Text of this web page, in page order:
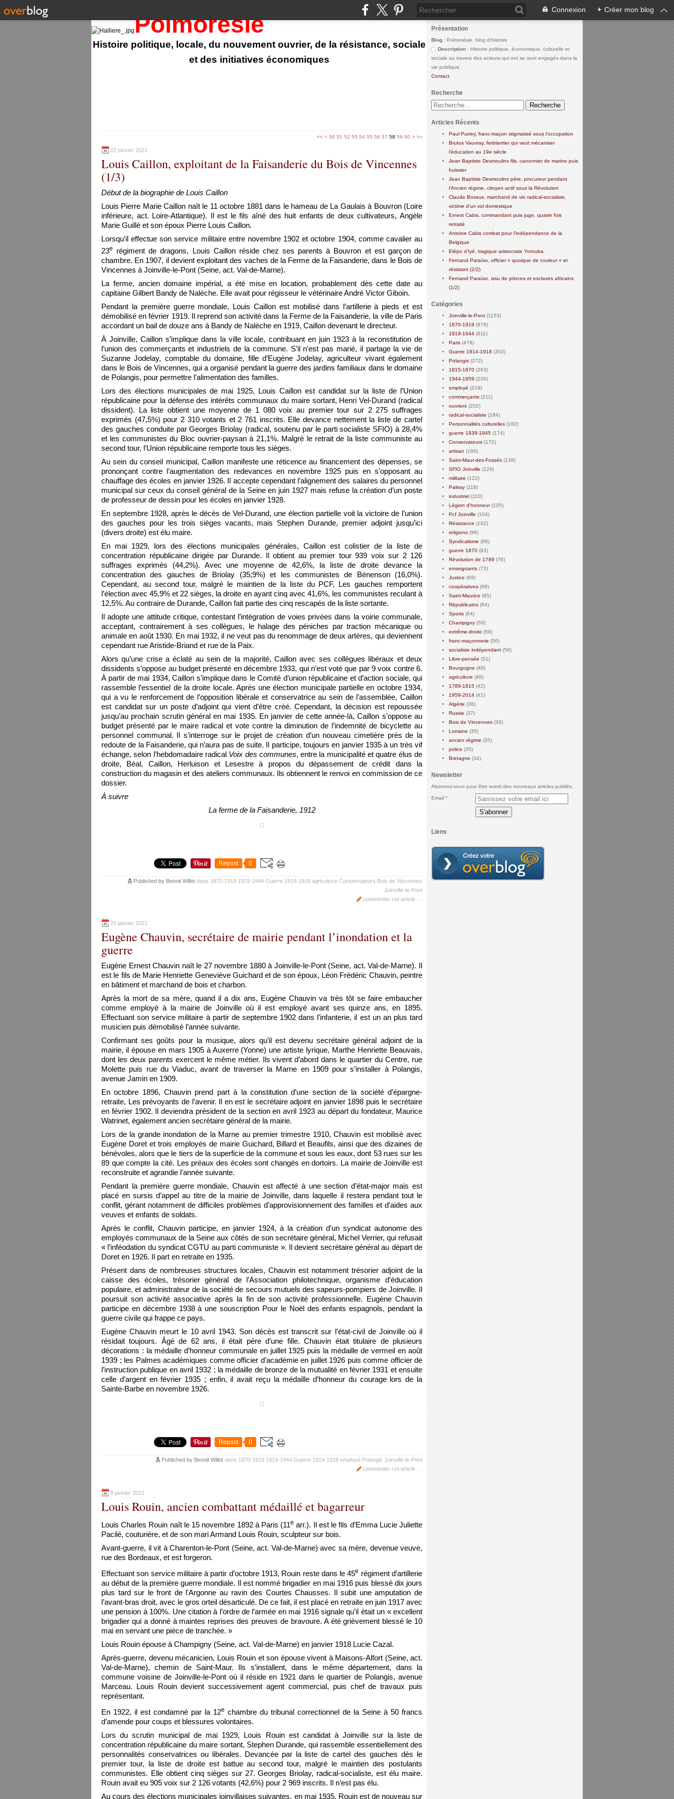
Connexion + Créer mon blog
Polmorésie
Histoire politique, locale, du nouvement ouvrier, de la résistance, sociale
et des initiatives économiques
<< < 10
20
30
40
50 51 52 53 54 55 56 57 58 59 60 70
80
90
100
> >>
22 janvier 2021
Louis Caillon, exploitant de la Faisanderie du Bois de Vincennes
(1/3)
Début de la biographie de Louis Caillon
Louis Pierre Marie Caillon naît le 11 octobre 1881 dans le hameau de La Gaulais à Bouvron (Loire
inférieure, act. Loire-Atlantique). Il est le fils aîné des huit enfants de deux cultivateurs, Angèle
Marie Guillé et son époux Pierre Louis Caillon.
Lorsqu’il effectue son service militaire entre novembre 1902 et octobre 1904, comme cavalier au
23e
régiment de dragons, Louis Caillon réside chez ses parents à Bouvron et est garçon de
chambre. En 1907, il devient exploitant des vaches de la Ferme de la Faisanderie, dans le Bois de
Vincennes à Joinville-le-Pont (Seine, act. Val-de-Marne).
La ferme, ancien domaine impérial, a été mise en location, probablement dès cette date au
capitaine Gilbert Bandy de Nalèche. Elle avait pour régisseur le vétérinaire André Victor Giboin.
Pendant la première guerre mondiale, Louis Caillon est mobilisé dans l’artillerie à pieds et est
démobilisé en février 1919. Il reprend son activité dans la Ferme de la Faisanderie, la ville de Paris
accordant un bail de douze ans à Bandy de Nalèche en 1919, Caillon devenant le directeur.
À Joinville, Caillon s’implique dans la ville locale, contribuant en juin 1923 à la reconstitution de
l’union des commerçants et industriels de la commune. S’il n’est pas marié, il partage la vie de
Suzanne Jodelay, comptable du domaine, fille d’Eugène Jodelay, agriculteur vivant également
dans le Bois de Vincennes, qui a organisé pendant la guerre des jardins familiaux dans le domaine
de Polangis, pour permettre l’alimentation des familles.
Lors des élections municipales de mai 1925, Louis Caillon est candidat sur la liste de l’Union
républicaine pour la défense des intérêts communaux du maire sortant, Henri Vel-Durand (radical
dissident). La liste obtient une moyenne de 1 080 voix au premier tour sur 2 275 suffrages
exprimés (47,5%) pour 2 310 votants et 2 761 inscrits. Elle devance nettement la liste de cartel
des gauches conduite par Georges Briolay (radical, soutenu par le parti socialiste SFIO) à 28,4%
et les communistes du Bloc ouvrier-paysan à 21,1%. Malgré le retrait de la liste communiste au
second tour, l’Union républicaine remporte tous les sièges.
Au sein du conseil municipal, Caillon manifeste une réticence au financement des dépenses, se
prononçant contre l’augmentation des redevances en novembre 1925 puis en s’opposant au
chauffage des écoles en janvier 1926. Il accepte cependant l’alignement des salaires du personnel
municipal sur ceux du conseil général de la Seine en juin 1927 mais refuse la création d’un poste
de professeur de dessin pour les écoles en janvier 1928.
En septembre 1928, après le décès de Vel-Durand, une élection partielle voit la victoire de l’union
des gauches pour les trois sièges vacants, mais Stephen Durande, premier adjoint jusqu’ici
(divers droite) est élu maire.
En mai 1929, lors des élections municipales générales, Caillon est colistier de la liste de
concentration républicaine dirigée par Durande. Il obtient au premier tour 939 voix sur 2 126
suffrages exprimés (44,2%). Avec une moyenne de 42,6%, la liste de droite devance la
concentration des gauches de Briolay (35;9%) et les communistes de Bénenson (16,0%).
Cependant, au second tour, malgré le maintien de la liste du PCF, Les gauches remportent
l’élection avec 45,9% et 22 sièges, la droite en ayant cinq avec 41,6%, les communistes reculant à
12,5%. Au contraire de Durande, CailIon fait partie des cinq rescapés de la liste sortante.
Il adopte une attitude critique, contestant l’intégration de voies privées dans la voirie communale,
acceptant, contrairement à ses collègues, le halage des péniches par traction mécanique ou
animale en août 1930. En mai 1932, il ne veut pas du renommage de deux artères, qui deviennent
cependant rue Aristide-Briand et rue de la Paix.
Alors qu’une crise a éclaté au sein de la majorité, Caillon avec ses collègues libéraux et deux
dissidents s’oppose au budget présenté en décembre 1933, qui n’est voté que par 9 voix contre 6.
À partir de mai 1934, Caillon s’implique dans le Comité d’union républicaine et d’action sociale, qui
rassemble l’essentiel de la droite locale. Après une élection municipale partielle en octobre 1934,
qui a vu le renforcement de l’opposition libérale et conservatrice au sein de l’assemblée, Caillon
est candidat sur un poste d’adjoint qui vient d’être créé. Cependant, la décision est repoussée
jusqu’au prochain scrutin général en mai 1935. En janvier de cette année-là, Caillon s’oppose au
budget présenté par le maire radical et vote contre la diminution de l’indemnité de bicyclette au
personnel communal. Il s’interroge sur le projet de création d’un nouveau cimetière près de la
redoute de la Faisanderie, qui n’aura pas de suite. Il participe, toujours en janvier 1935 à un très vif
échange, selon l’hebdomadaire radical Voix des communes, entre la municipalité et quatre élus de
droite, Béal, Caillon, Herluison et Lesestre à propos du dépassement de crédit dans la
construction du magasin et des ateliers communaux. Ils obtiennent le renvoi en commission de ce
dossier.
À suivre
La ferme de la Faisanderie, 1912
Repost 0
Published by Benoit Willot dans 1870-1919 1919-1944 Guerre 1914-1918 agriculture Conservateurs Bois de Vincennes
Joinville-le-Pont
commenter cet article
20 janvier 2021
Eugène Chauvin, secrétaire de mairie pendant l’inondation et la
guerre
Eugène Ernest Chauvin naît le 27 novembre 1880 à Joinville-le-Pont (Seine, act. Val-de-Marne). Il
est le fils de Marie Henriette Geneviève Guichard et de son époux, Léon Frédéric Chauvin, peintre
en bâtiment et marchand de bois et charbon.
Après la mort de sa mère, quand il a dix ans, Eugène Chauvin va très tôt se faire embaucher
comme employé à la mairie de Joinville où il est employé avant ses quinze ans, en 1895.
Effectuant son service militaire à partir de septembre 1902 dans l’infanterie, il est un an plus tard
musicien puis démobilisé l’année suivante.
Confirmant ses goûts pour la musique, alors qu’il est devenu secrétaire général adjoint de la
mairie, il épouse en mars 1905 à Auxerre (Yonne) une artiste lyrique, Marthe Henriette Beauvais,
dont les deux parents exercent le même métier. Ils vivent d’abord dans le quartier du Centre, rue
Molette puis rue du Viaduc, avant de traverser la Marne en 1909 pour s’installer à Polangis,
avenue Jamin en 1909.
En octobre 1896, Chauvin prend part à la constitution d’une section de la société d’épargne-
retraite, Les prévoyants de l’avenir. Il en est le secrétaire adjoint en janvier 1898 puis le secrétaire
en février 1902. Il deviendra président de la section en avril 1923 au départ du fondateur, Maurice
Watrinet, également ancien secrétaire général de la mairie.
Lors de la grande inondation de la Marne au premier trimestre 1910, Chauvin est mobilisé avec
Eugène Doret et trois employés de mairie Guichard, Billard et Beaufils, ainsi que des dizaines de
bénévoles, alors que le tiers de la superficie de la commune et sous les eaux, dont 53 rues sur les
89 que compte la cité. Les préaux des écoles sont changés en dortoirs. La mairie de Joinville est
reconstruite et agrandie l'année suivante.
Pendant la première guerre mondiale, Chauvin est affecté à une section d’état-major mais est
placé en sursis d’appel au titre de la mairie de Joinville, dans laquelle il restera pendant tout le
conflit, gérant notamment de difficiles problèmes d’approvisionnement des familles et d’aides aux
veuves et enfants de soldats.
Après le conflit, Chauvin participe, en janvier 1924, à la création d’un syndicat autonome des
employés communaux de la Seine aux côtés de son secrétaire général, Michel Verrier, qui refusait
« l’inféodation du syndicat CGTU au parti communiste ». Il devient secrétaire général au départ de
Doret en 1926. Il part en retraite en 1935.
Présent dans de nombreuses structures locales, Chauvin est notamment trésorier adjoint de la
caisse des écoles, trésorier général de l’Association philotechnique, organisme d’éducation
populaire, et administrateur de la société de secours mutuels des sapeurs-pompiers de Joinville. Il
poursuit son activité associative après la fin de son activité professionnelle. Eugène Chauvin
participe en décembre 1938 à une souscription Pour le Noël des enfants espagnols, pendant la
guerre civile qui frappe ce pays.
Eugène Chauvin meurt le 10 avril 1943. Son décès est transcrit sur l’état-civil de Joinville où il
résidait toujours. Âgé de 62 ans, il était père d’une fille. Chauvin était titulaire de plusieurs
décorations : la médaille d’honneur communale en juillet 1925 puis la médaille de vermeil en août
1939 ; les Palmes académiques comme officier d’académie en juillet 1926 puis comme officier de
l’instruction publique en avril 1932 ; la médaille de bronze de la mutualité en février 1931 et ensuite
celle d’argent en février 1935 ; enfin, il avait reçu la médaille d’honneur du courage lors de la
Sainte-Barbe en novembre 1926.
Repost 0
Published by Benoit Willot dans 1870-1919 1919-1944 Guerre 1914-1918 employé Polangis Joinville-le-Pont
commenter cet article
8 janvier 2021
Louis Rouin, ancien combattant médaillé et bagarreur
Louis Charles Rouin naît le 15 novembre 1892 à Paris (11e arr.). Il est le fils d’Emma Lucie Juliette
Pacilé, couturière, et de son mari Armand Louis Rouin, sculpteur sur bois.
Avant-guerre, il vit à Charenton-le-Pont (Seine, act. Val-de-Marne) avec sa mère, devenue veuve,
rue des Bordeaux, et est forgeron.
Effectuant son service militaire à partir d’octobre 1913, Rouin reste dans le 45e régiment d’artillerie
au début de la première guerre mondiale. Il est nommé brigadier en mai 1916 puis blessé dix jours
plus tard sur le front de l'Argonne au ravin des Courtes Chausses. Il subit une amputation de
l’avant-bras droit, avec le gros orteil désarticulé. De ce fait, il est placé en retraite en juin 1917 avec
une pension à 100%. Une citation à l’ordre de l’armée en mai 1916 signale qu’il était un « excellent
brigadier qui a donné à maintes reprises des preuves de bravoure. A été grièvement blessé le 10
mai en servant une pièce de tranchée. »
Louis Rouin épouse à Champigny (Seine, act. Val-de-Marne) en janvier 1918 Lucie Cazal.
Après-guerre, devenu mécanicien, Louis Rouin et son épouse vivent à Maisons-Alfort (Seine, act.
Val-de-Marne), chemin de Saint-Maur. Ils s’installent, dans le même département, dans la
commune voisine de Joinville-le-Pont où il réside en 1921 dans le quartier de Polangis, avenue
Marceau. Louis Rouin devient successivement agent commercial, puis chef de travaux puis
représentant.
En 1922, il est condamné par la 12e chambre du tribunal correctionnel de la Seine à 50 francs
d’amende pour coups et blessures volontaires.
Lors du scrutin municipal de mai 1929, Louis Rouin est candidat à Joinville sur la liste de
concentration républicaine du maire sortant, Stephen Durande, qui rassemble essentiellement des
personnalités conservatrices ou libérales. Devancée par la liste de cartel des gauches dès le
premier tour, la liste de droite est battue au second tour, malgré le maintien des postulants
communistes. Elle obtient cinq sièges sur 27. Georges Briolay, radical-socialiste, est élu maire.
Rouin avait eu 905 voix sur 2 126 votants (42,6%) pour 2 969 inscrits. Il n’est pas élu.
Au cours des élections municipales joinvillaises suivantes, en mai 1935, Rouin est de nouveau sur
Présentation
Blog : Polmorésie, blog d’histoire
Description : Histoire politique, économique, culturelle et
sociale au travers des acteurs qui ont se sont engagés dans la
vie publique.
Contact
Recherche
Articles Récents
Paul Purrey, franc-maçon stigmatisé sous l’occupation
Brutus Vauvray, ferblantier qui veut mécaniser
l’éducation au 19e siècle
Jean Baptiste Desmoulins fils, canonnier de marine puis
huissier
Jean Baptiste Desmoulins père, procureur pendant
l’Ancien régime, citoyen actif sous la Révolution
Claude Bossus, marchand de vin radical-socialiste,
victime d’un vol domestique
Ernest Cabis, commandant puis juge, quatre fois
retraité
Antoine Cabis combat pour l’indépendance de la
Belgique
Elépo d’Iyé, tragique aristocrate Yorouba
Fernand Paraïso, officier « quoique de couleur » et
résistant (2/2)
Fernand Paraïso, issu de princes et esclaves africains
(1/2)
Catégories
Joinville-le-Pont (1153)
1870-1919 (878)
1919-1944 (811)
Paris (478)
Guerre 1914-1918 (302)
Polangis (272)
1815-1870 (263)
1944-1959 (226)
employé (219)
commerçants (211)
ouvriers (202)
radical-socialiste (184)
Personnalités culturelles (182)
guerre 1939-1945 (174)
Conservateurs (172)
artisan (166)
Saint-Maur-des-Fossés (138)
SFIO Joinville (129)
militaire (122)
Palissy (118)
industriel (110)
Légion d'honneur(105)
Pcf Joinville (104)
Résistance (102)
religions (96)
Syndicalisme (88)
guerre 1870 (83)
Révolution de 1789 (76)
enseignants (73)
Justice (69)
coopératives (69)
Saint-Maurice (65)
Républicains (64)
Sports (64)
Champigny (59)
extrême-droite (59)
franc-maçonnerie (56)
socialiste indépendant (56)
Libre-pensée (51)
Bourgogne (48)
agriculture (48)
1789-1815 (42)
1959-2014 (41)
Algérie (38)
Russie (37)
Bois de Vincennes (36)
Lorraine (35)
ancien régime (35)
police (35)
Bretagne (34)
Newsletter
Abonnez-vous pour être averti des nouveaux articles publiés.
Email
Liens